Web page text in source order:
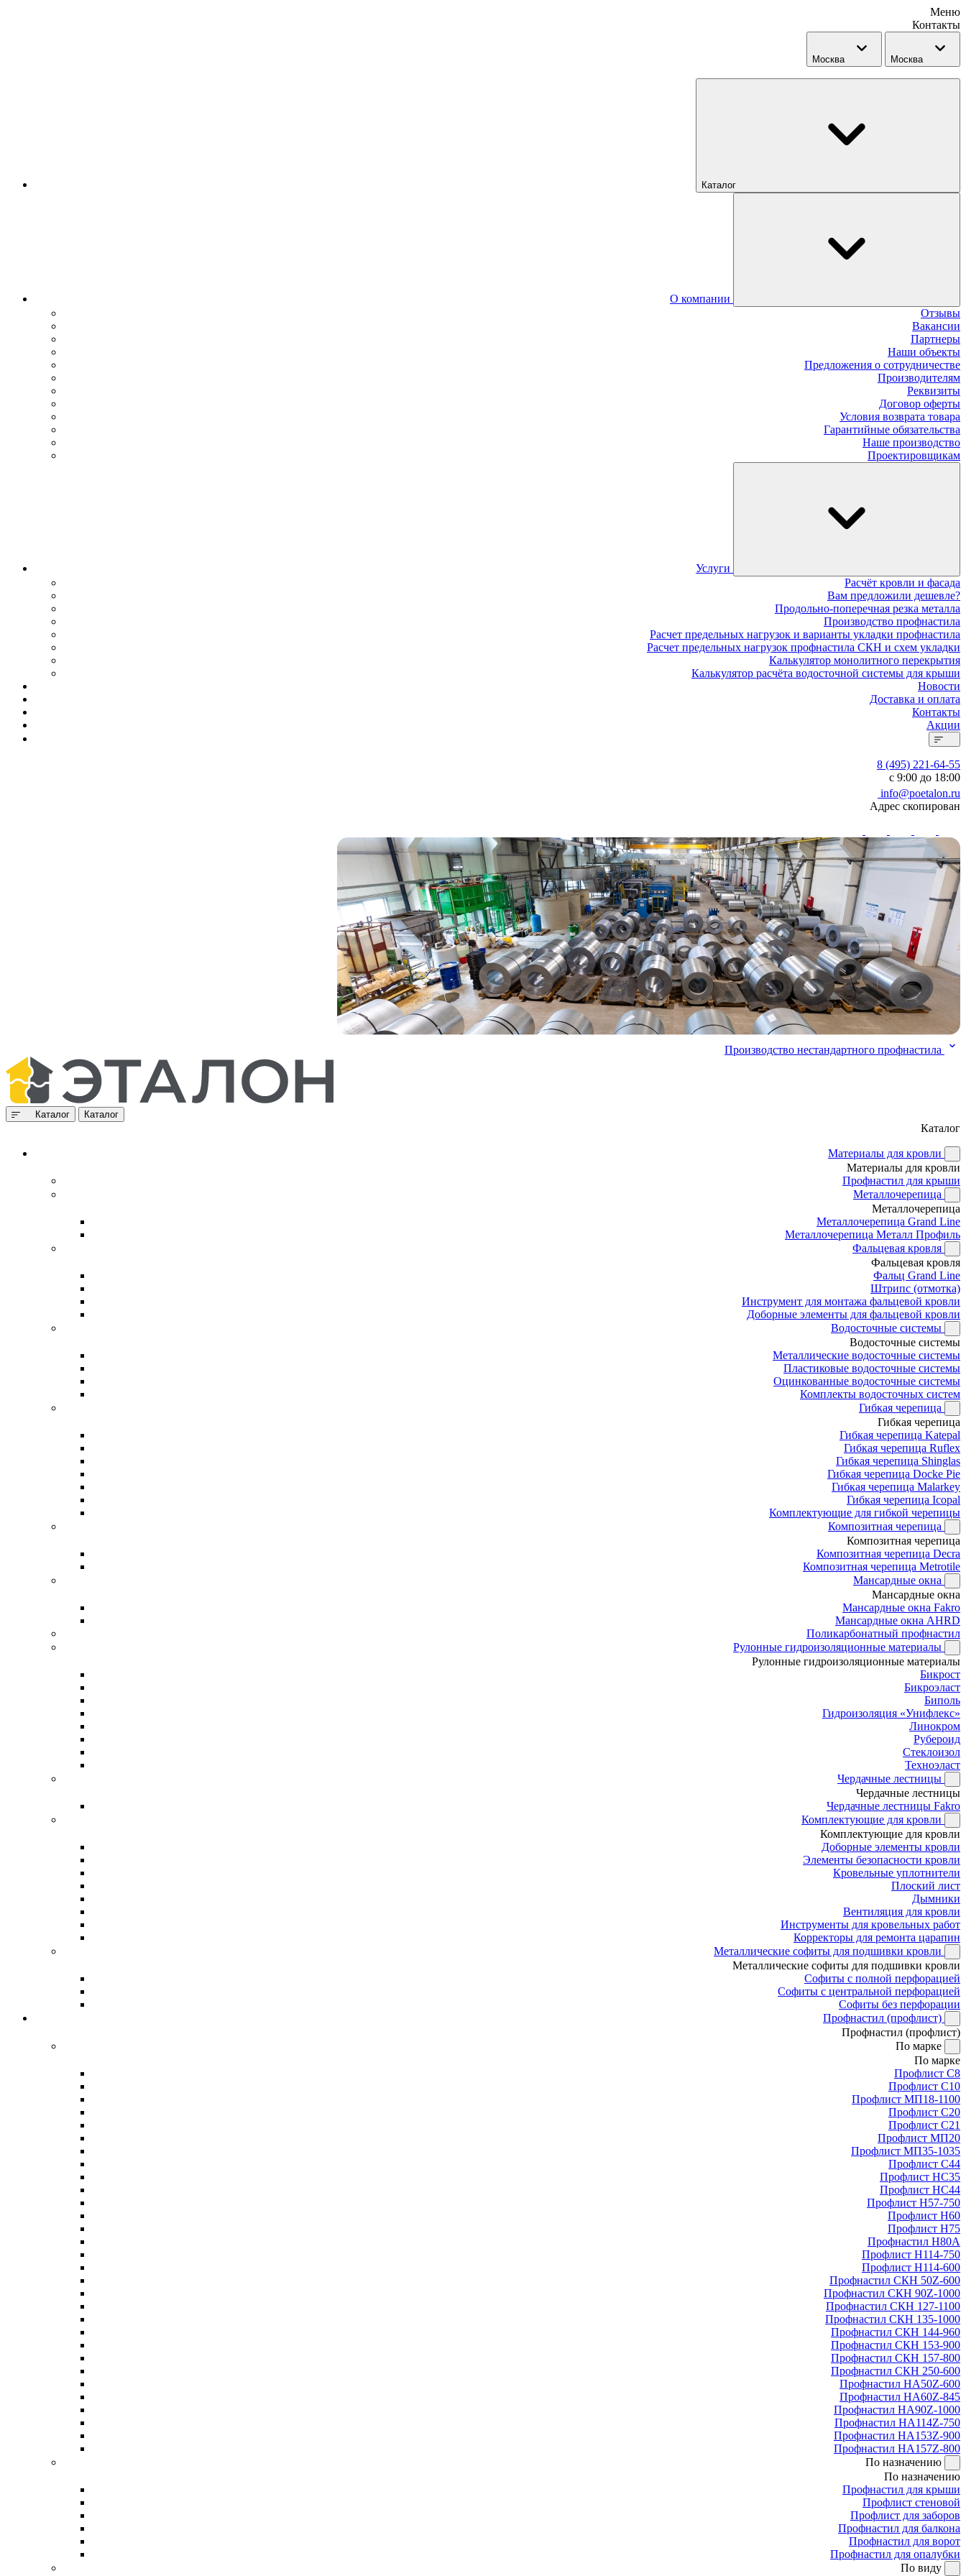
Меню
Контакты
Москва Москва
Каталог
О компании
Отзывы
Вакансии
Партнеры
Наши объекты
Предложения о сотрудничестве
Производителям
Реквизиты
Договор оферты
Условия возврата товара
Гарантийные обязательства
Наше производство
Проектировщикам
Услуги
Расчёт кровли и фасада
Вам предложили дешевле?
Продольно-поперечная резка металла
Производство профнастила
Расчет предельных нагрузок и варианты укладки профнастила
Расчет предельных нагрузок профнастила СКН и схем укладки
Калькулятор монолитного перекрытия
Калькулятор расчёта водосточной системы для крыши
Новости
Доставка и оплата
Контакты
Акции
8 (495) 221-64-55
с 9:00 до 18:00
info@poetalon.ru
Адрес скопирован
Производство нестандартного профнастила
Каталог Каталог
Каталог
Материалы для кровли
Материалы для кровли
Профнастил для крыши
Металлочерепица
Металлочерепица
Металлочерепица Grand Line
Металлочерепица Металл Профиль
Фальцевая кровля
Фальцевая кровля
Фальц Grand Line
Штрипс (отмотка)
Инструмент для монтажа фальцевой кровли
Доборные элементы для фальцевой кровли
Водосточные системы
Водосточные системы
Металлические водосточные системы
Пластиковые водосточные системы
Оцинкованные водосточные системы
Комплекты водосточных систем
Гибкая черепица
Гибкая черепица
Гибкая черепица Katepal
Гибкая черепица Ruflex
Гибкая черепица Shinglas
Гибкая черепица Docke Pie
Гибкая черепица Malarkey
Гибкая черепица Icopal
Комплектующие для гибкой черепицы
Композитная черепица
Композитная черепица
Композитная черепица Decra
Композитная черепица Metrotile
Мансардные окна
Мансардные окна
Мансардные окна Fakro
Мансардные окна AHRD
Поликарбонатный профнастил
Рулонные гидроизоляционные материалы
Рулонные гидроизоляционные материалы
Бикрост
Бикроэласт
Биполь
Гидроизоляция «Унифлекс»
Линокром
Рубероид
Стеклоизол
Техноэласт
Чердачные лестницы
Чердачные лестницы
Чердачные лестницы Fakro
Комплектующие для кровли
Комплектующие для кровли
Доборные элементы кровли
Элементы безопасности кровли
Кровельные уплотнители
Плоский лист
Дымники
Вентиляция для кровли
Инструменты для кровельных работ
Корректоры для ремонта царапин
Металлические софиты для подшивки кровли
Металлические софиты для подшивки кровли
Софиты с полной перфорацией
Софиты с центральной перфорацией
Софиты без перфорации
Профнастил (профлист)
Профнастил (профлист)
По марке
По марке
Профлист С8
Профлист С10
Профлист МП18-1100
Профлист С20
Профлист С21
Профлист МП20
Профлист МП35-1035
Профлист С44
Профлист НС35
Профлист НС44
Профлист Н57-750
Профлист Н60
Профлист Н75
Профнастил Н80А
Профлист Н114-750
Профлист Н114-600
Профнастил СКН 50Z-600
Профнастил СКН 90Z-1000
Профнастил СКН 127-1100
Профнастил СКН 135-1000
Профнастил СКН 144-960
Профнастил СКН 153-900
Профнастил СКН 157-800
Профнастил СКН 250-600
Профнастил НА50Z-600
Профнастил НА60Z-845
Профнастил НА90Z-1000
Профнастил НА114Z-750
Профнастил НА153Z-900
Профнастил НА157Z-800
По назначению
По назначению
Профнастил для крыши
Профлист стеновой
Профлист для заборов
Профнастил для балкона
Профнастил для ворот
Профнастил для опалубки
По виду